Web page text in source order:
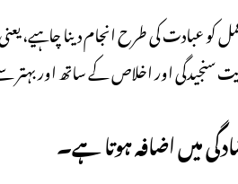
عبادت کی طرح انجام دینا چاہیے،
سنجیدگی اور اخلاص کے ساتھ اور بہتر
میں اضافہ ہوتا ہے۔